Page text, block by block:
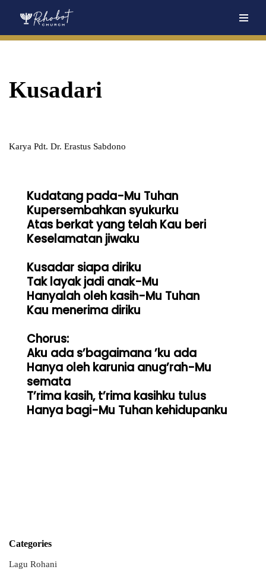
Kusadari
Karya Pdt. Dr. Erastus Sabdono
Kudatang pada-Mu Tuhan
Kupersembahkan syukurku
Atas berkat yang telah Kau beri
Keselamatan jiwaku
Kusadar siapa diriku
Tak layak jadi anak-Mu
Hanyalah oleh kasih-Mu Tuhan
Kau menerima diriku
Chorus:
Aku ada s’bagaimana ’ku ada
Hanya oleh karunia anug’rah-Mu
semata
T’rima kasih, t’rima kasihku tulus
Hanya bagi-Mu Tuhan kehidupanku
Categories
Lagu Rohani